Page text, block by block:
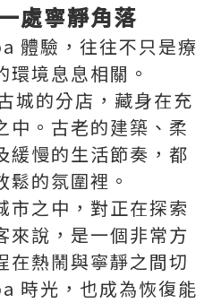
處寧靜角落
體驗，往往不只是療
境息息相關。
城的分店，藏身在充
中。古老的建築、柔
緩慢的生活節奏，都
的氛圍裡。
市之中，對正在探索
來說，是一個非常方
在熱鬧與寧靜之間切
時光，也成為恢復能